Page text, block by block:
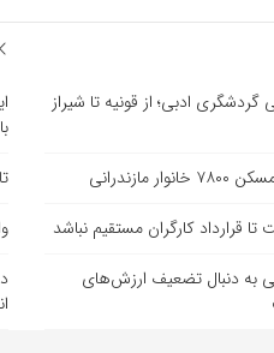
گردشگری ادبی؛ از قونیه تا شیراز
قرارداد کارگران مستقیم نباشد
به دنبال تضعیف ارزش‌های